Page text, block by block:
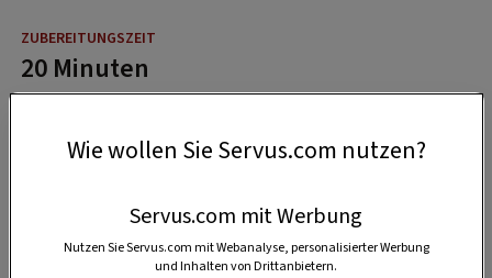
20 Minuten
1 Stunde
Wie wollen Sie Servus.com nutzen?
Servus.com mit Werbung
Nutzen Sie Servus.com mit Webanalyse, personalisierter Werbung
und Inhalten von Drittanbietern.